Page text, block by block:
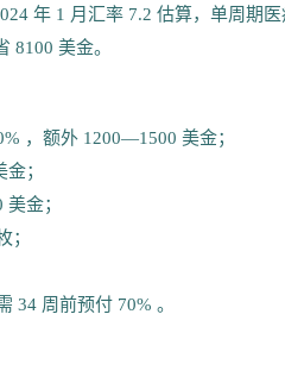
年 1 月汇率 7.2 估算，单周期
8100 美金。
，额外 1200—1500 美金；
；
金；
；
34 周前预付 70% 。